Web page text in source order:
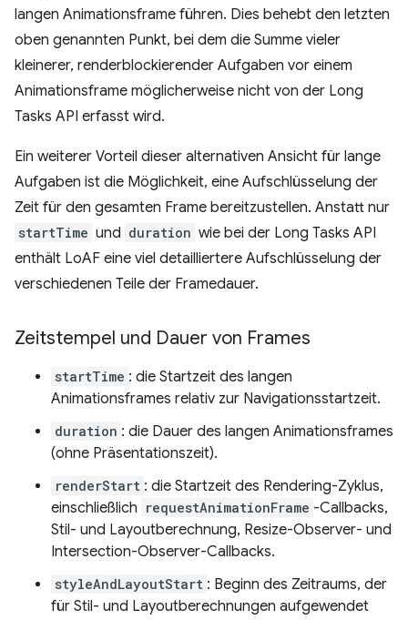
langen Animationsframe führen. Dies behebt den letzten
oben genannten Punkt, bei dem die Summe vieler
kleinerer, renderblockierender Aufgaben vor einem
Animationsframe möglicherweise nicht von der Long
Tasks API erfasst wird.
Ein weiterer Vorteil dieser alternativen Ansicht für lange
Aufgaben ist die Möglichkeit, eine Aufschlüsselung der
Zeit für den gesamten Frame bereitzustellen. Anstatt nur
startTime und duration wie bei der Long Tasks API
enthält LoAF eine viel detailliertere Aufschlüsselung der
verschiedenen Teile der Framedauer.
Zeitstempel und Dauer von Frames
startTime : die Startzeit des langen
Animationsframes relativ zur Navigationsstartzeit.
duration : die Dauer des langen Animationsframes
(ohne Präsentationszeit).
renderStart : die Startzeit des Rendering-Zyklus,
einschließlich requestAnimationFrame -Callbacks,
Stil- und Layoutberechnung, Resize-Observer- und
Intersection-Observer-Callbacks.
styleAndLayoutStart : Beginn des Zeitraums, der
für Stil- und Layoutberechnungen aufgewendet